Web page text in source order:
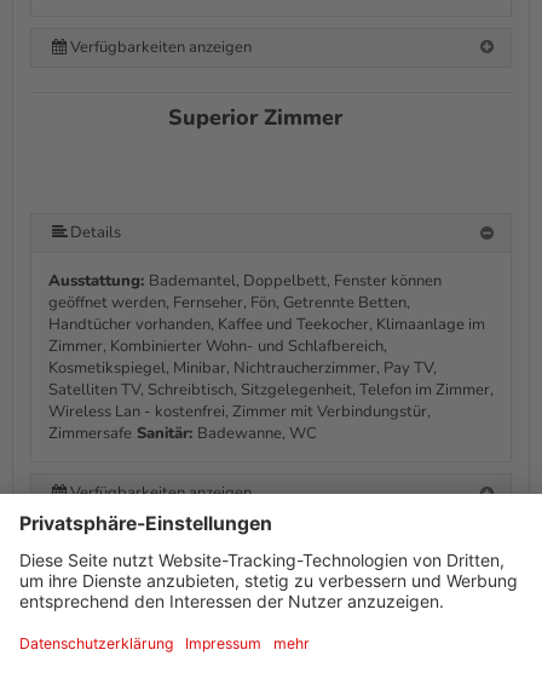
Verfügbarkeiten anzeigen
Superior Zimmer
Details
Ausstattung: Bademantel, Doppelbett, Fenster können
geöffnet werden, Fernseher, Fön, Getrennte Betten,
Handtücher vorhanden, Kaffee und Teekocher, Klimaanlage im
Zimmer, Kombinierter Wohn- und Schlafbereich,
Kosmetikspiegel, Minibar, Nichtraucherzimmer, Pay TV,
Satelliten TV, Schreibtisch, Sitzgelegenheit, Telefon im Zimmer,
Wireless Lan - kostenfrei, Zimmer mit Verbindungstür,
Zimmersafe Sanitär: Badewanne, WC
Verfügbarkeiten anzeigen
Informationen von Ihrem Gastgeber